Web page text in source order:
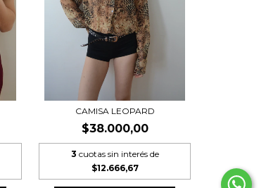
CAMISA LEOPARD
$38.000,00
3 cuotas sin interés de
$12.666,67